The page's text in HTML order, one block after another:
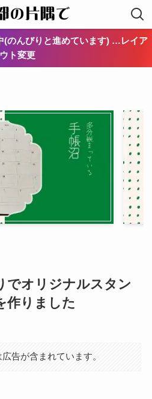
(のんびりと進めています) …レイア
ウト変更
でオリジナルスタン
作りました
告が含まれています。